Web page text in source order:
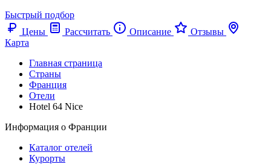
Быстрый подбор
Цены
Рассчитать Описание
Отзывы
Карта
Главная страница
Cтраны
Франция
Отели
Hotel 64 Nice
Информация о Франции
Каталог отелей
Курорты